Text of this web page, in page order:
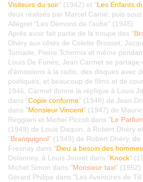
Visiteurs du soir" (1942) et "Les Enfants
deux réalisés par Marcel Carné, puis
Allégret "Les Démons de l'aube" (1945).
Après avoir fait partie de la troupe des "
Dhéry aux côtés de Colette Brosset,
Tornade, Pierre Tchernia et même
Louis De Funès; Jean Carmet se partage
d'émissions à la radio, des disques avec
poétiques, et beaucoup de films et de
1946, Carmet donne la réplique à Louis
dans "Copie conforme" (1946) de Jean
dans "Monsieur Vincent" (1947) de
Reggiani et Michel Piccoli dans "Le
(1949) de Louis Daquin, à Robert Dhéry
"Branquignol" (1949) de Robert Dhéry, de
Fresnay dans "Dieu a besoin des
Delannoy, à Louis Jouvet dans "Knock"
Michel Simon dans "Monsieur taxi" (1952)
Gérard Philipe dans "Les Aventures de